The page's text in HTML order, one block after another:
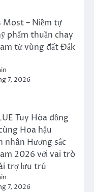
Most – Niềm tự
phẩm thuần chay
từ vùng đất Đắk
7, 2026
Tuy Hòa đồng
Hoa hậu
nhân Hương sắc
2026 với vai trò
trợ lưu trú
7, 2026